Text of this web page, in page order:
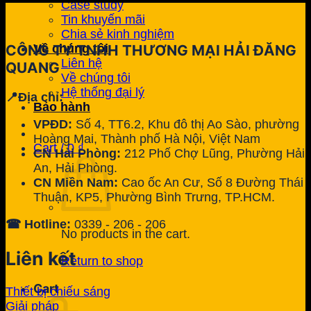
Case study
Tin khuyến mãi
Chia sẻ kinh nghiệm
Về chúng tôi
Liên hệ
Về chúng tôi
Hệ thống đại lý
Bảo hành
Cart /0 ₫
No products in the cart.
Return to shop
Cart
CÔNG TY TNHH THƯƠNG MẠI HẢI ĐĂNG
QUANG
📍Địa chỉ:
VPĐD: Số 4, TT6.2, Khu đô thị Ao Sào, phường
Hoàng Mai, Thành phố Hà Nội, Việt Nam
CN Hải Phòng: 212 Phố Chợ Lũng, Phường Hải
An, Hải Phòng.
CN Miền Nam: Cao ốc An Cư, Số 8 Đường Thái
Thuận, KP5, Phường Bình Trưng, TP.HCM.
☎ Hotline: 0339 - 206 - 206
Liên kết
Thiết bị chiếu sáng
Giải pháp